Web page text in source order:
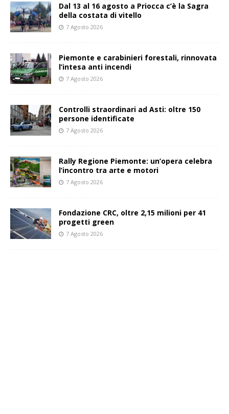
Dal 13 al 16 agosto a Priocca c’è la Sagra
della costata di vitello
7 Agosto 2026
Piemonte e carabinieri forestali, rinnovata
l’intesa anti incendi
7 Agosto 2026
Controlli straordinari ad Asti: oltre 150
persone identificate
7 Agosto 2026
Rally Regione Piemonte: un’opera celebra
l’incontro tra arte e motori
7 Agosto 2026
Fondazione CRC, oltre 2,15 milioni per 41
progetti green
7 Agosto 2026